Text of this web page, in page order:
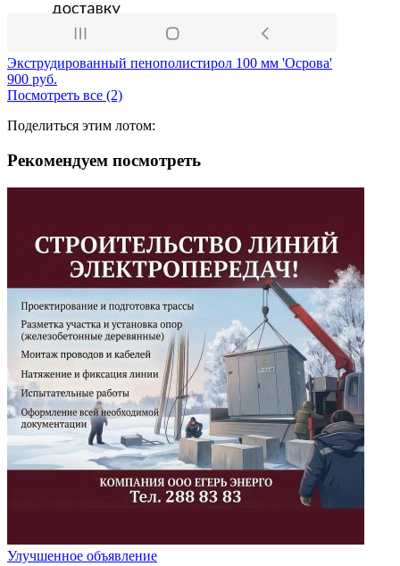
Экструдированный пенополистирол 100 мм 'Осрова'
900 руб.
Посмотреть все (2)
Поделиться этим лотом:
Рекомендуем посмотреть
Улучшенное объявление